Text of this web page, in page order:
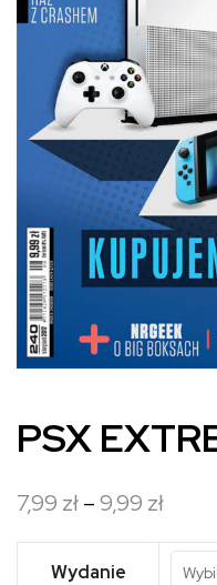
PSX
7,99 zł–9,99 złZakres
cen:
od
Wydanie